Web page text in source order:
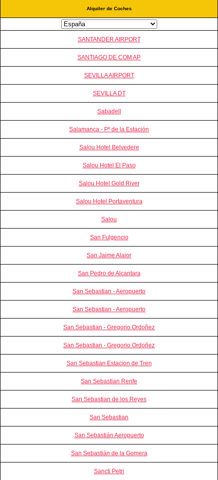
Alquiler de Coches
SANTANDER AIRPORT
SANTIAGO DE COM AP
SEVILLA AIRPORT
SEVILLA DT
Sabadell
Salamanca - Pº de la Estación
Salou Hotel Belvedere
Salou Hotel El Paso
Salou Hotel Gold River
Salou Hotel Portaventura
Salou
San Fulgencio
San Jaime Alaior
San Pedro de Alcantara
San Sebastian - Aeropuerto
San Sebastian - Aeropuerto
San Sebastian - Gregorio Ordoñez
San Sebastian - Gregorio Ordoñez
San Sebastian Estacion de Tren
San Sebastian Renfe
San Sebastian de los Reyes
San Sebastian
San Sebastián Aeropuerto
San Sebastián de la Gomera
Sancti Petri